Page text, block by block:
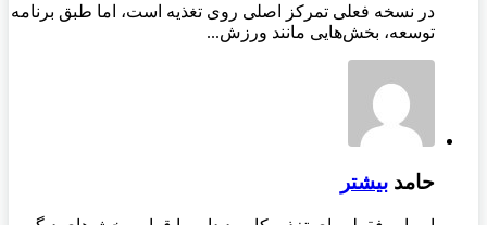
در نسخه فعلی تمرکز اصلی روی تغذیه است، اما طبق برنامه
توسعه، بخش‌هایی مانند ورزش...
حامد بیشتر